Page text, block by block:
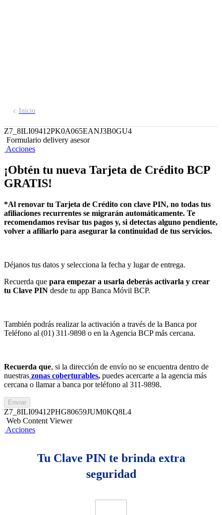
Inicio
Z7_8ILI09412PK0A065EANJ3B0GU4
Formulario delivery asesor
Acciones
¡Obtén tu nueva Tarjeta de Crédito BCP
GRATIS!
*Al renovar tu Tarjeta de Crédito con clave PIN, no todas tus
afiliaciones recurrentes se migrarán automáticamente. Te
recomendamos revisar tus pagos y, si detectas alguno pendiente,
volver a afiliarlo para asegurar la continuidad de tus servicios.
Déjanos tus datos y selecciona la fecha y lugar de entrega. ​
Recuerda que para empezar a usarla deberás activarla y crear
tu Clave PIN desde tu app Banca Móvil BCP.​
También podrás realizar la activación a través de la Banca por
Teléfono al (01) 311-9898 o en la Agencia BCP más cercana.
Recuerda que, si la dirección de envío no se encuentra dentro de
nuestras zonas coberturables, puedes acercarte a la agencia más
cercana o llamar a banca por teléfono al 311-9898.
Enviar
Z7_8ILI09412PHG80659JUM0KQ8L4
Web Content Viewer
Acciones
Tu Clave PIN te brinda extra
seguridad​